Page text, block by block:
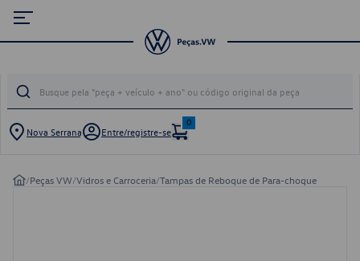
Nova Serrana Entre/registre-se
0
/Peças VW/Vidros e Carroceria/Tampas de Reboque de Para-choque